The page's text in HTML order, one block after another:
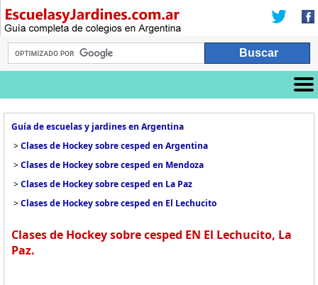
Guía de escuelas y jardines en Argentina
>Clases de Hockey sobre cesped en Argentina
>Clases de Hockey sobre cesped en Mendoza
>Clases de Hockey sobre cesped en La Paz
>Clases de Hockey sobre cesped en El Lechucito
Clases de Hockey sobre cesped EN El Lechucito, La
Paz.